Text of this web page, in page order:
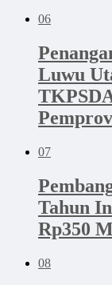
06
Luwu
07
Tahun
Rp350
08